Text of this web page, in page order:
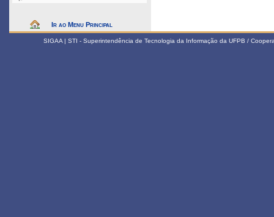
Ir ao Menu Principal
SIGAA | STI - Superintendência de Tecnologia da Informação da UFPB /